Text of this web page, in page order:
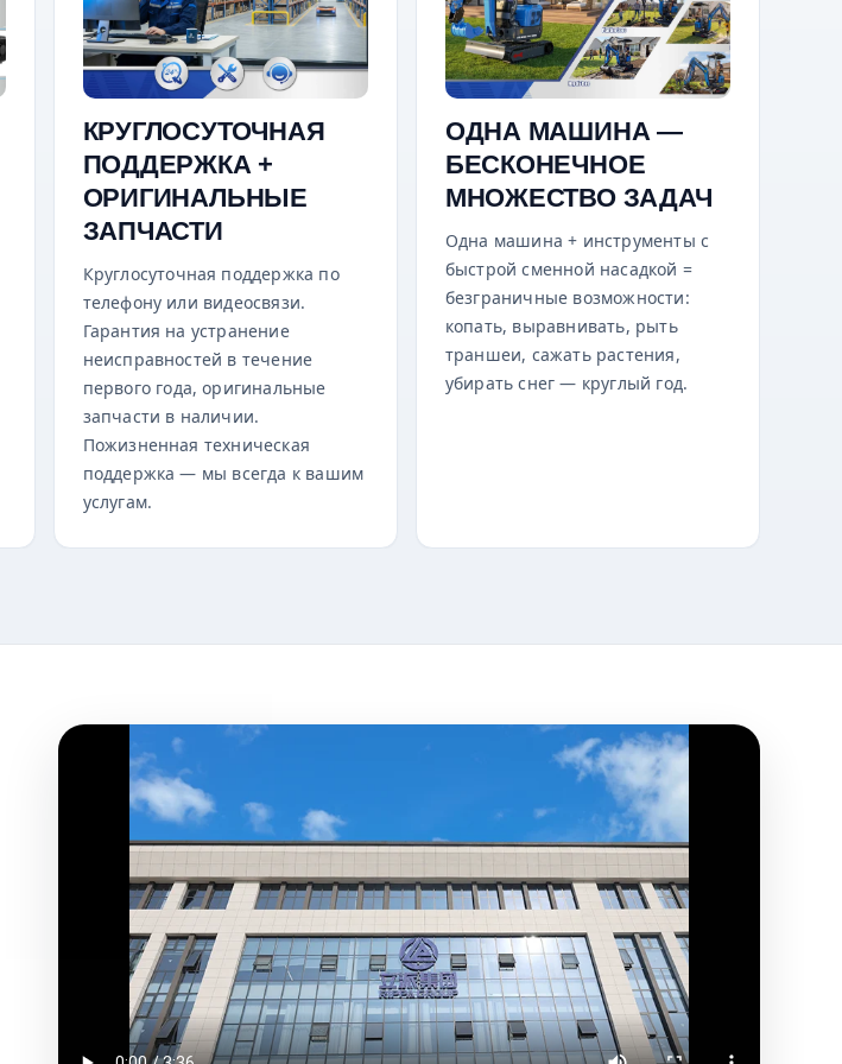
КРУГЛОСУТОЧНАЯ
ПОДДЕРЖКА +
ОРИГИНАЛЬНЫЕ
ЗАПЧАСТИ
Круглосуточная поддержка по
телефону или видеосвязи.
Гарантия на устранение
неисправностей в течение
первого года, оригинальные
запчасти в наличии.
Пожизненная техническая
поддержка — мы всегда к вашим
услугам.
ОДНА МАШИНА —
БЕСКОНЕЧНОЕ
МНОЖЕСТВО ЗАДАЧ
Одна машина + инструменты с
быстрой сменной насадкой =
безграничные возможности:
копать, выравнивать, рыть
траншеи, сажать растения,
убирать снег — круглый год.